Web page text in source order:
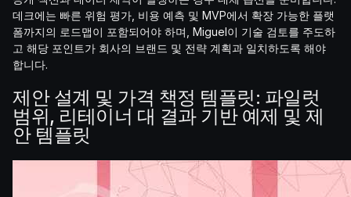
데크에는 빠른 위험 평가, 비용 예측 및 MVP에서 확장 가능한 플랫
폼까지의 로드맵이 포함되어야 하며, Miguel이 기술 검토를 주도하
고 해당 포인트가 회사의 브랜드 및 전략 계획과 일치하도록 해야
합니다.
제안 설계 및 가격 책정 템플릿: 파일럿
범위, 리테이너 대 결과 기반 예제 및 제
안 템플릿